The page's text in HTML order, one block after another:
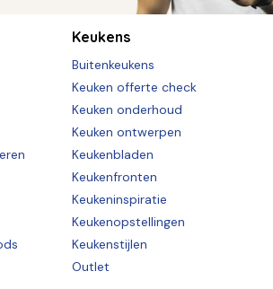
Keukens
Buitenkeukens
Keuken offerte check
Keuken onderhoud
Keuken ontwerpen
Keukenbladen
Keukenfronten
Keukeninspiratie
Keukenopstellingen
Keukenstijlen
Outlet